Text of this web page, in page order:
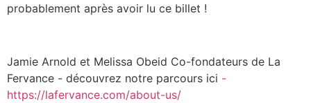
probablement après avoir lu ce billet !
Jamie Arnold et Melissa Obeid Co-fondateurs de La
Fervance - découvrez notre parcours ici -
https://lafervance.com/about-us/